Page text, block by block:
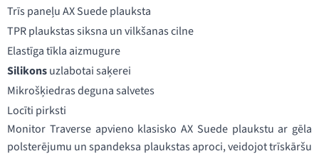
Trīs paneļu AX Suede plauksta
TPR plaukstas siksna un vilkšanas cilne
Elastīga tīkla aizmugure
Silikonsuzlabotai saķerei
Mikrošķiedras deguna salvetes
Locīti pirksti
Monitor Traverse apvieno klasisko AX Suede plaukstu ar gēla
polsterējumu un spandeksa plaukstas aproci, veidojot trīskāršu